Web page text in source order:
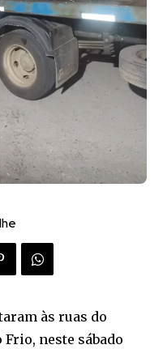
às ruas do
Frio, neste sábado